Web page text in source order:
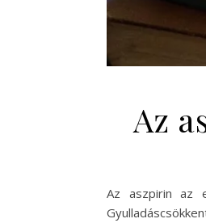
Az
Az aszpirin az